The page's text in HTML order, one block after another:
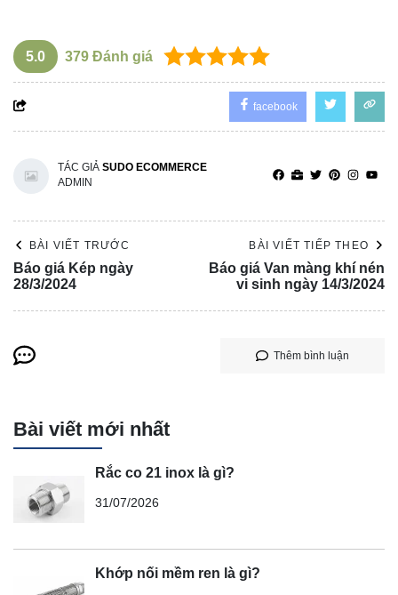
5.0 379 Đánh giá
facebook
TÁC GIẢ SUDO ECOMMERCE
ADMIN
BÀI VIẾT TRƯỚC
Báo giá Kép ngày
28/3/2024
BÀI VIẾT TIẾP THEO
Báo giá Van màng khí nén
vi sinh ngày 14/3/2024
Thêm bình luận
Bài viết mới nhất
Rắc co 21 inox là gì?
31/07/2026
Khớp nối mềm ren là gì?